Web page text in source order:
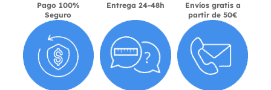
Pago 100%
Seguro
Entrega 24-48h
Envíos gratis a
partir de 50€